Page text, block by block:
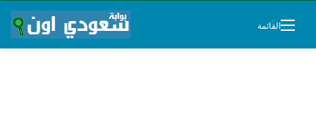
القائمة